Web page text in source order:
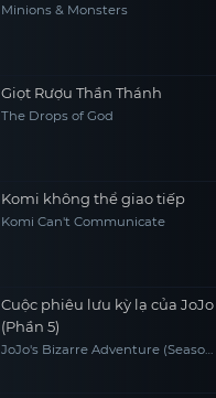
Minions & Monsters
Giọt Rượu Thần Thánh
The Drops of God
Komi không thể giao tiếp
Komi Can't Communicate
Cuộc phiêu lưu kỳ lạ của JoJo
(Phần 5)
JoJo's Bizarre Adventure (Season